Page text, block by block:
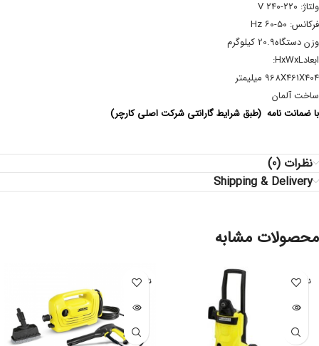
ولتاژ: ۲۲۰-۲۴۰ V
فرکانس: ۵۰-۶۰ Hz
وزن دستگاه20.۹ کیلوگرم
ابعادHxWxL
:
968X461X404 میلیمتر
ساخت آلمان
با ضمانت نامه (طبق شرایط گارانتی شرکت اصلی کارچر)
نظرات (0)
Shipping & Delivery
محصولات مشابه
ناموجود ناموجود